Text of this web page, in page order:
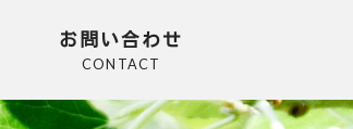
お問い合わせ
CONTACT